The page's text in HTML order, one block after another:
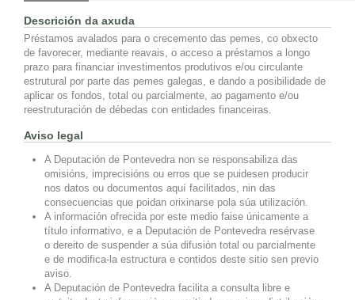
Descrición da axuda
Préstamos avalados para o crecemento das pemes, co obxecto
de favorecer, mediante reavais, o acceso a préstamos a longo
prazo para financiar investimentos produtivos e/ou circulante
estrutural por parte das pemes galegas, e dando a posibilidade de
aplicar os fondos, total ou parcialmente, ao pagamento e/ou
reestruturación de débedas con entidades financeiras.
Aviso legal
A Deputación de Pontevedra non se responsabiliza das
omisións, imprecisións ou erros que se puidesen producir
nos datos ou documentos aquí facilitados, nin das
consecuencias que poidan orixinarse pola súa utilización.
A información ofrecida por este medio faise únicamente a
título informativo, e a Deputación de Pontevedra resérvase
o dereito de suspender a súa difusión total ou parcialmente
e de modifica-la estructura e contidos deste sitio sen previo
aviso.
A Deputación de Pontevedra facilita a consulta libre e